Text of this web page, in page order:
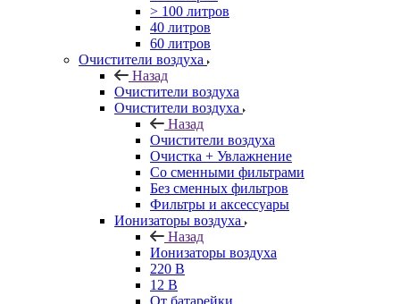
> 100 литров
40 литров
60 литров
Очистители воздуха
Назад
Очистители воздуха
Очистители воздуха
Назад
Очистители воздуха
Очистка + Увлажнение
Cо сменными фильтрами
Без сменных фильтров
Фильтры и аксессуары
Ионизаторы воздуха
Назад
Ионизаторы воздуха
220 В
12 В
От батарейки